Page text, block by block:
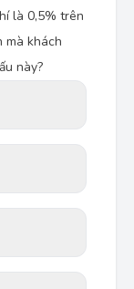
là 0,5% trên
mà khách
này?